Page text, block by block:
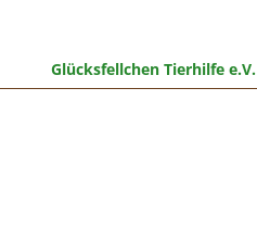
Glücksfellchen Tierhilfe e.V.